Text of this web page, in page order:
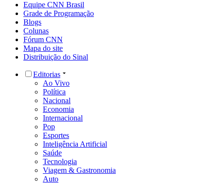
Equipe CNN Brasil
Grade de Programação
Blogs
Colunas
Fórum CNN
Mapa do site
Distribuição do Sinal
Editorias
Ao Vivo
Política
Nacional
Economia
Internacional
Pop
Esportes
Inteligência Artificial
Saúde
Tecnologia
Viagem & Gastronomia
Auto